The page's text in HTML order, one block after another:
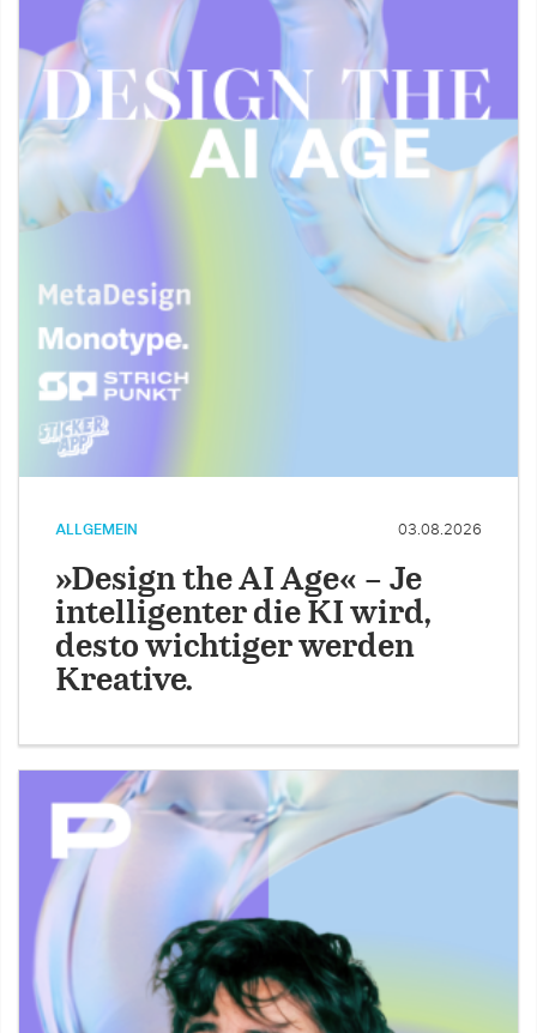
ALLGEMEIN 03.08.2026
»Design the AI Age« – Je
intelligenter die KI wird,
desto wichtiger werden
Kreative.